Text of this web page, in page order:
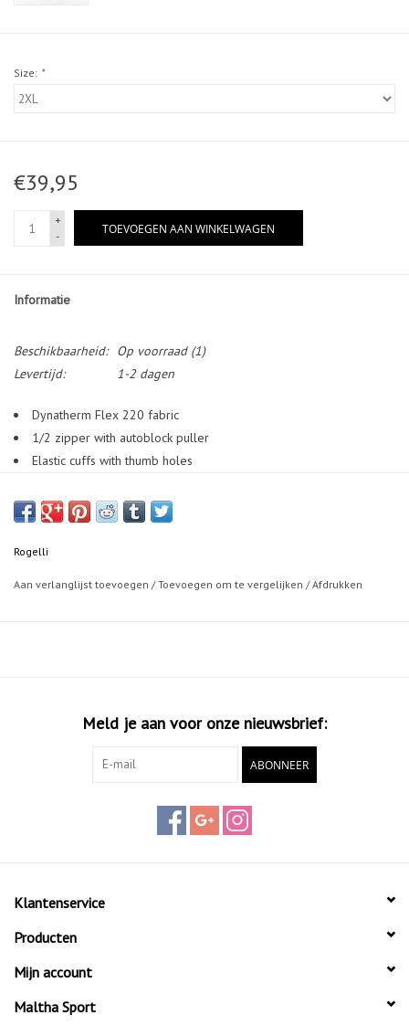
Size: *
€39,95
+
-
TOEVOEGEN AAN WINKELWAGEN
Informatie
Beschikbaarheid: Op voorraad(1)
Levertijd:
1-2 dagen
Dynatherm Flex 220 fabric
1/2 zipper with autoblock puller
Elastic cuffs with thumb holes
Rogelli
Aan verlanglijst toevoegen /Toevoegen om te vergelijken /Afdrukken
Meld je aan voor onze nieuwsbrief:
ABONNEER
Klantenservice
Producten
Mijn account
Maltha Sport